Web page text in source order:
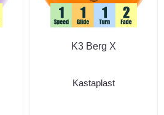
K3 Berg X
Kastaplast